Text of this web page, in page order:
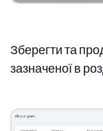
Зберегти та
зазначеної в